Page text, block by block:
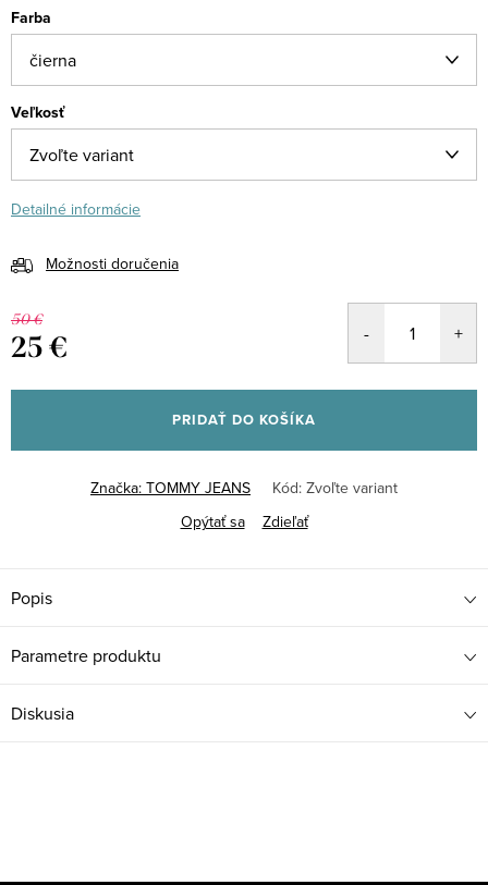
Farba
Veľkosť
Detailné informácie
Možnosti doručenia
50 €
25 €
cena:
PRIDAŤ DO KOŠÍKA
Značka: TOMMY JEANS Kód: Zvoľte variant
Opýtať sa
Zdieľať
Popis
Parametre produktu
Diskusia